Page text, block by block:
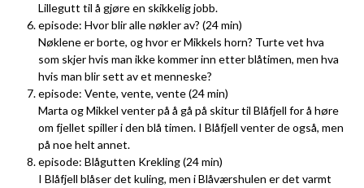
Lillegutt til å gjøre en skikkelig jobb.
episode: Hvor blir alle nøkler av? (24 min)
Nøklene er borte, og hvor er Mikkels horn? Turte vet hva
som skjer hvis man ikke kommer inn etter blåtimen, men hva
hvis man blir sett av et menneske?
episode: Vente, vente, vente (24 min)
Marta og Mikkel venter på å gå på skitur til Blåfjell for å høre
om fjellet spiller i den blå timen. I Blåfjell venter de også, men
på noe helt annet.
episode: Blågutten Krekling (24 min)
I Blåfjell blåser det kuling, men i Blåværshulen er det varmt